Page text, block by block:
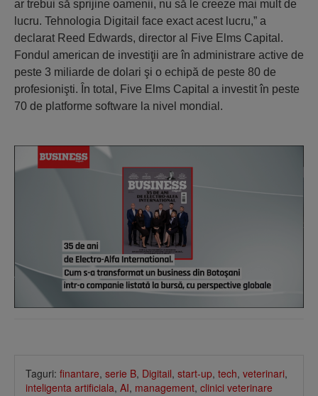
ar trebui să sprijine oamenii, nu să le creeze mai mult de
lucru. Tehnologia Digitail face exact acest lucru,” a
declarat Reed Edwards, director al Five Elms Capital.
Fondul american de investiţii are în administrare active de
peste 3 miliarde de dolari şi o echipă de peste 80 de
profesionişti. În total, Five Elms Capital a investit în peste
70 de platforme software la nivel mondial.
Taguri: finantare, serie B, Digitail, start-up, tech, veterinari,
inteligenta artificiala, AI, management, clinici veterinare